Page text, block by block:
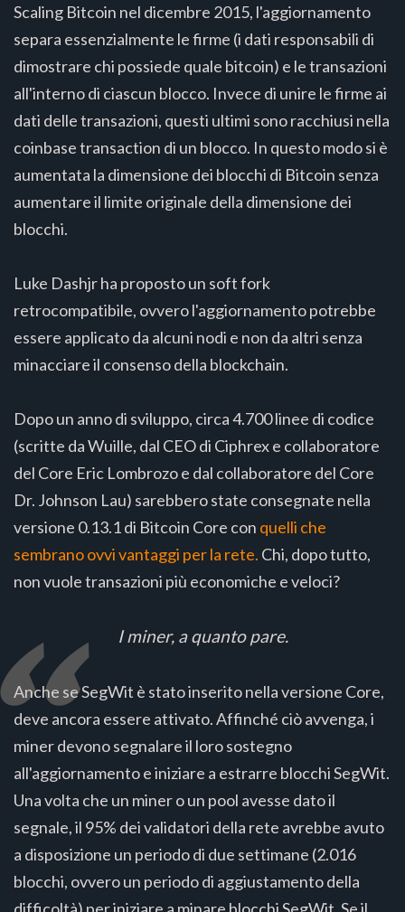
Scaling Bitcoin nel dicembre 2015, l'aggiornamento
separa essenzialmente le firme (i dati responsabili di
dimostrare chi possiede quale bitcoin) e le transazioni
all'interno di ciascun blocco. Invece di unire le firme ai
dati delle transazioni, questi ultimi sono racchiusi nella
coinbase transaction di un blocco. In questo modo si è
aumentata la dimensione dei blocchi di Bitcoin senza
aumentare il limite originale della dimensione dei
blocchi.
Luke Dashjr ha proposto un soft fork
retrocompatibile, ovvero l'aggiornamento potrebbe
essere applicato da alcuni nodi e non da altri senza
minacciare il consenso della blockchain.
Dopo un anno di sviluppo, circa 4.700 linee di codice
(scritte da Wuille, dal CEO di Ciphrex e collaboratore
del Core Eric Lombrozo e dal collaboratore del Core
Dr. Johnson Lau) sarebbero state consegnate nella
versione 0.13.1 di Bitcoin Core con quelli che
sembrano ovvi vantaggi per la rete. Chi, dopo tutto,
non vuole transazioni più economiche e veloci?
I miner, a quanto pare.
Anche se SegWit è stato inserito nella versione Core,
deve ancora essere attivato. Affinché ciò avvenga, i
miner devono segnalare il loro sostegno
all'aggiornamento e iniziare a estrarre blocchi SegWit.
Una volta che un miner o un pool avesse dato il
segnale, il 95% dei validatori della rete avrebbe avuto
a disposizione un periodo di due settimane (2.016
blocchi, ovvero un periodo di aggiustamento della